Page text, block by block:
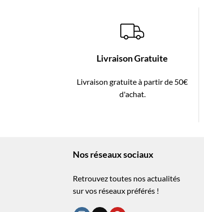
Livraison Gratuite
Livraison gratuite à partir de 50€
d'achat.
Nos réseaux sociaux
Retrouvez toutes nos actualités
sur vos réseaux préférés !